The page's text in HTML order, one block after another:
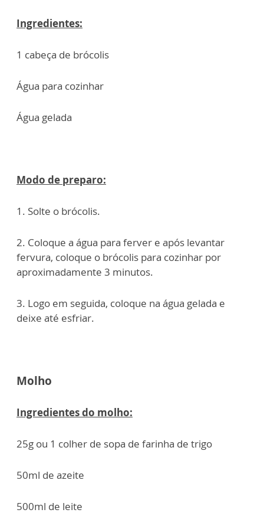
Ingredientes:
1 cabeça de brócolis
Água para cozinhar
Água gelada
Modo de preparo:
1. Solte o brócolis.
2. Coloque a água para ferver e após levantar
fervura, coloque o brócolis para cozinhar por
aproximadamente 3 minutos.
3. Logo em seguida, coloque na água gelada e
deixe até esfriar.
Molho
Ingredientes do molho:
25g ou 1 colher de sopa de farinha de trigo
50ml de azeite
500ml de leite